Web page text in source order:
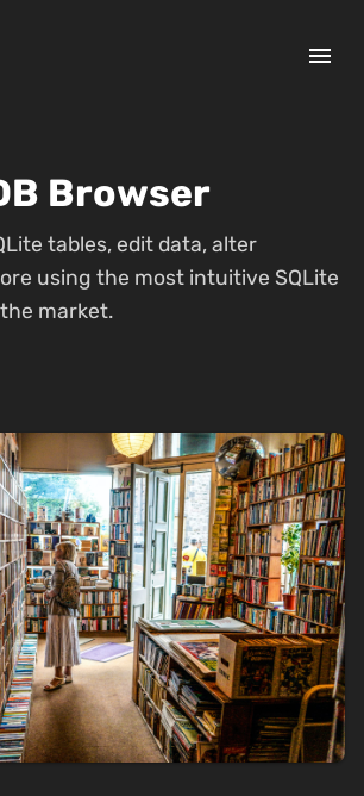
menu
Browser
tables, edit data, alter
using the most intuitive SQLite
market.